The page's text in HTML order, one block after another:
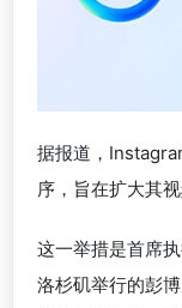
据报道，
序，旨在扩大其
这一举措是首席
洛杉矶举行的彭